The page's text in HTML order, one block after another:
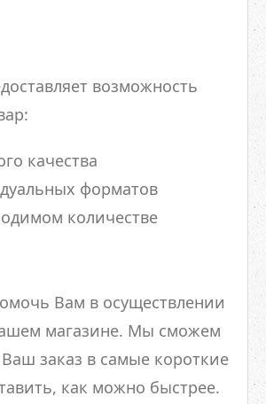
возможность
качества
форматов
количестве
Вам в осуществлении
магазине. Мы сможем
заказ в самые короткие
как можно быстрее.